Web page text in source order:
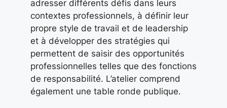
adresser différents défis dans leurs
contextes professionnels, à définir leur
propre style de travail et de leadership
et à développer des stratégies qui
permettent de saisir des opportunités
professionnelles telles que des fonctions
de responsabilité. L’atelier comprend
également une table ronde publique.